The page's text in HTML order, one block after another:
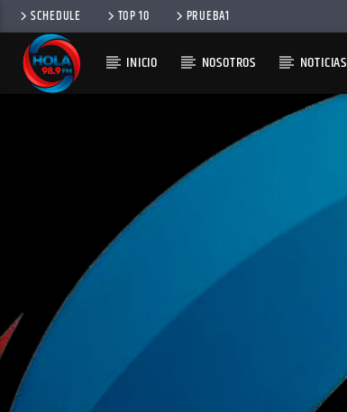
SCHEDULE TOP 10 PRUEBA1
INICIO NOSOTROS NOTICIAS